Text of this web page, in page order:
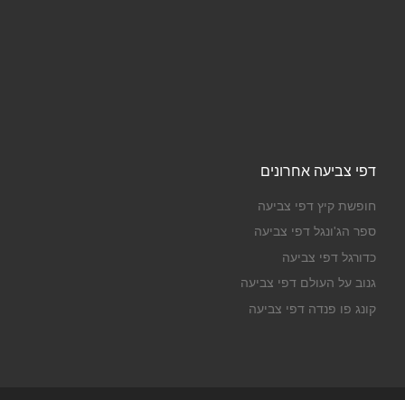
דפי צביעה אחרונים
חופשת קיץ דפי צביעה
ספר הג'ונגל דפי צביעה
כדורגל דפי צביעה
גנוב על העולם דפי צביעה
קונג פו פנדה דפי צביעה